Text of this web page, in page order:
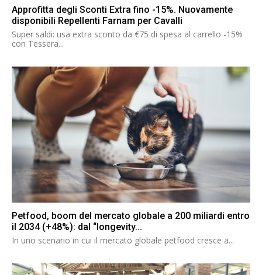
Approfitta degli Sconti Extra fino -15%. Nuovamente
disponibili Repellenti Farnam per Cavalli
Super saldi: usa extra sconto da €75 di spesa al carrello -15%
con Tessera...
Petfood, boom del mercato globale a 200 miliardi entro
il 2034 (+48%): dal “longevity...
In uno scenario in cui il mercato globale petfood cresce a...